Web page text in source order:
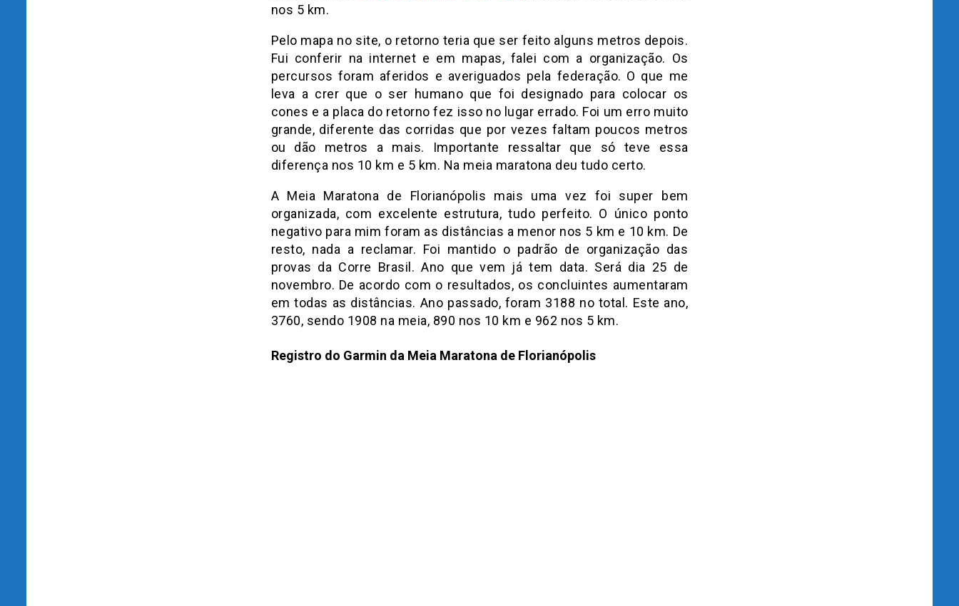
nos 5 km.
Pelo mapa no site, o retorno teria que ser feito alguns metros depois.
Fui conferir na internet e em mapas, falei com a organização. Os
percursos foram aferidos e averiguados pela federação. O que me
leva a crer que o ser humano que foi designado para colocar os
cones e a placa do retorno fez isso no lugar errado. Foi um erro muito
grande, diferente das corridas que por vezes faltam poucos metros
ou dão metros a mais. Importante ressaltar que só teve essa
diferença nos 10 km e 5 km. Na meia maratona deu tudo certo.
A Meia Maratona de Florianópolis mais uma vez foi super bem
organizada, com excelente estrutura, tudo perfeito. O único ponto
negativo para mim foram as distâncias a menor nos 5 km e 10 km. De
resto, nada a reclamar. Foi mantido o padrão de organização das
provas da Corre Brasil. Ano que vem já tem data. Será dia 25 de
novembro. De acordo com o resultados, os concluintes aumentaram
em todas as distâncias. Ano passado, foram 3188 no total. Este ano,
3760, sendo 1908 na meia, 890 nos 10 km e 962 nos 5 km.
Registro do Garmin da Meia Maratona de Florianópolis